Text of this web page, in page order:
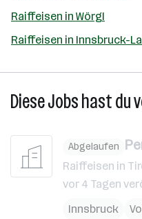
Raiffeisen in Wörgl
Raiffeisen in Innsbruck-
Diese Jobs hast du
Abgelaufen
Raiffeisen in
vor 4 Tagen
Innsbruck